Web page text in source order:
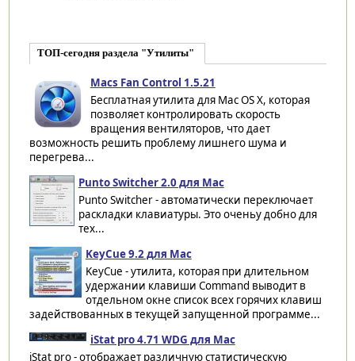
ТОП-сегодня раздела "Утилиты"
Macs Fan Control 1.5.21
Бесплатная утилита для Mac OS X, которая
позволяет контролировать скорость
вращения вентиляторов, что дает
возможность решить проблему лишнего шума и
перегрева...
Punto Switcher 2.0 для Mac
Punto Switcher - автоматически переключает
раскладки клавиатуры. Это оченьу добно для
тех...
KeyCue 9.2 для Mac
KeyCue - утилита, которая при длительном
удержании клавиши Command выводит в
отдельном окне список всех горячих клавиш
задействованных в текущей запущенной программе...
iStat pro 4.71 WDG для Mac
iStat pro - отображает различную статистическую